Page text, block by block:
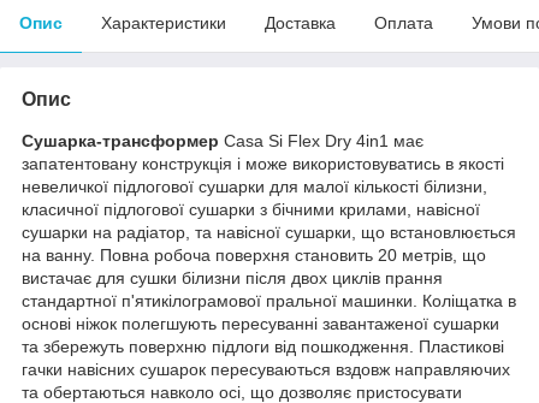
Опис Характеристики Доставка Оплата Умови
Опис
Сушарка-трансформер Casa Si Flex Dry 4in1 має
запатентовану конструкція і може використовуватись в якості
невеличкої підлогової сушарки для малої кількості білизни,
класичної підлогової сушарки з бічними крилами, навісної
сушарки на радіатор, та навісної сушарки, що встановлюється
на ванну. Повна робоча поверхня становить 20 метрів, що
вистачає для сушки білизни після двох циклів прання
стандартної п'ятикілограмової пральної машинки. Коліщатка в
основі ніжок полегшують пересуванні завантаженої сушарки
та збережуть поверхню підлоги від пошкодження. Пластикові
гачки навісних сушарок пересуваються вздовж направляючих
та обертаються навколо осі, що дозволяє пристосувати